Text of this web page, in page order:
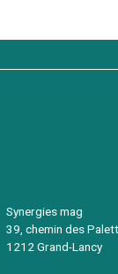
Synergies mag
39, chemin des
1212 Grand-Lancy